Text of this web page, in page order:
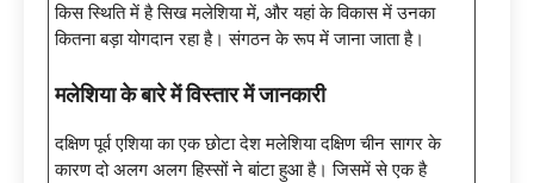
किस स्थिति में है सिख मलेशिया में, और यहां के विकास में उनका
कितना बड़ा योगदान रहा है। संगठन के रूप में जाना जाता है।
मलेशिया के बारे में विस्तार में जानकारी
दक्षिण पूर्व एशिया का एक छोटा देश मलेशिया दक्षिण चीन सागर के
कारण दो अलग अलग हिस्सों ने बांटा हुआ है। जिसमें से एक है